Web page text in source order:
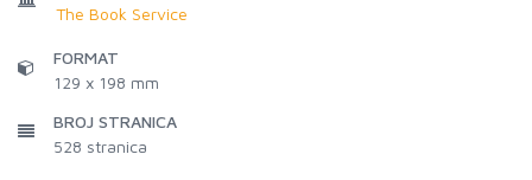
The Book Service
FORMAT
129 x 198 mm
BROJ STRANICA
528 stranica